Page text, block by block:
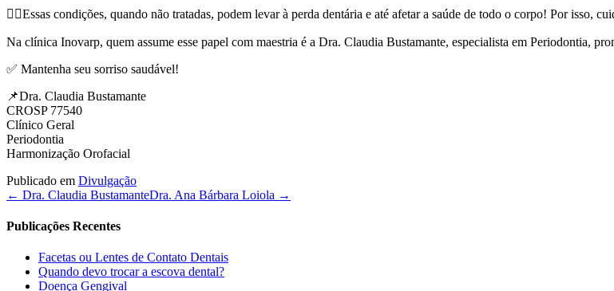
👉🏻Essas condições, quando não tratadas, podem levar à perda dentária e até afetar a saúde de todo o corpo! Por isso,
Na clínica Inovarp, quem assume esse papel com maestria é a Dra. Claudia Bustamante, especialista em Periodontia,
✅ Mantenha seu sorriso saudável!
📌Dra. Claudia Bustamante
CROSP 77540
Clínico Geral
Periodontia
Harmonização Orofacial
Publicado em Divulgação
← Dra. Claudia BustamanteDra. Ana Bárbara Loiola →
Publicações Recentes
Facetas ou Lentes de Contato Dentais
Quando devo trocar a escova dental?
Doença Gengival